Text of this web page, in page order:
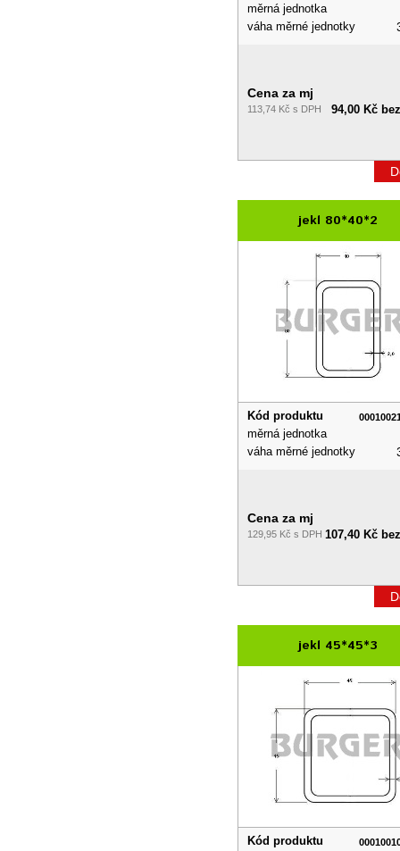
měrná jednotka
váha měrné jednotky
Cena za mj
113,74 Kč s DPH 94,00 Kč
jekl 80*40*2
Kód produktu
měrná jednotka
váha měrné jednotky
Cena za mj
129,95 Kč s DPH 107,40 Kč
jekl 45*45*3
Kód produktu